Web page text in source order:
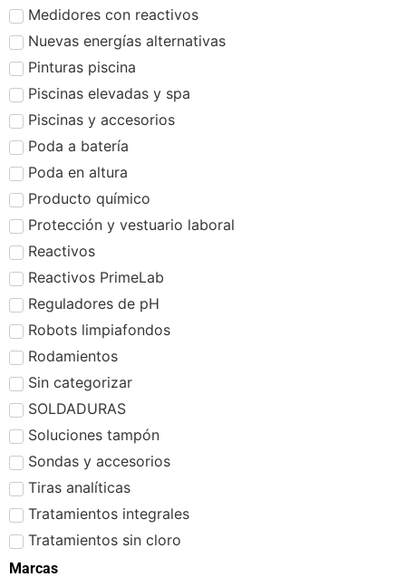
Medidores con reactivos
Nuevas energías alternativas
Pinturas piscina
Piscinas elevadas y spa
Piscinas y accesorios
Poda a batería
Poda en altura
Producto químico
Protección y vestuario laboral
Reactivos
Reactivos PrimeLab
Reguladores de pH
Robots limpiafondos
Rodamientos
Sin categorizar
SOLDADURAS
Soluciones tampón
Sondas y accesorios
Tiras analíticas
Tratamientos integrales
Tratamientos sin cloro
Marcas